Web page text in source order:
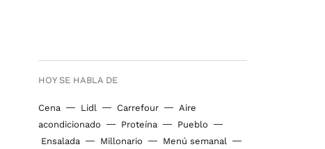
HOY SE HABLA DE
Cena Lidl Carrefour
Aire
acondicionado
Proteína
Pueblo
Ensalada
Millonario
Menú semanal